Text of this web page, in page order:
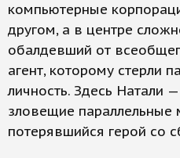
компьютерные
другом, а в центре
обалдевший от
агент, которому стерли
личность. Здесь Натали
зловещие параллельные
потерявшийся герой со